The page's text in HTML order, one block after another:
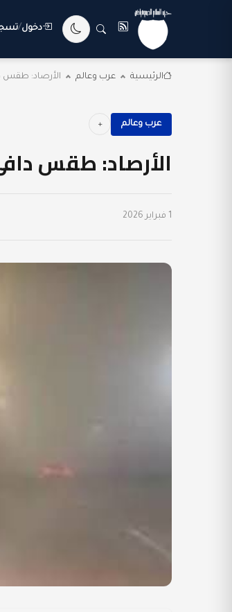
دخول/
الرئيسية عرب وعالم الأرصاد: طقس
عرب وعالم
الأرصاد: طقس دافئ
1 فبراير 2026